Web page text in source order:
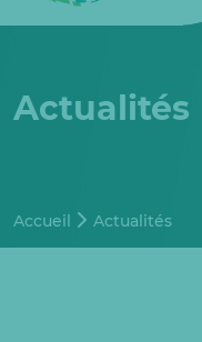
Actualités
Accueil Actualités